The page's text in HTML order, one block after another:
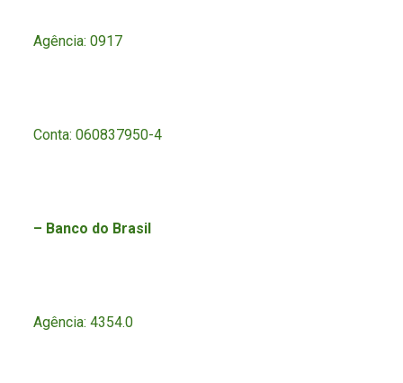
Agência: 0917
Conta: 060837950-4
– Banco do Brasil
Agência: 4354.0